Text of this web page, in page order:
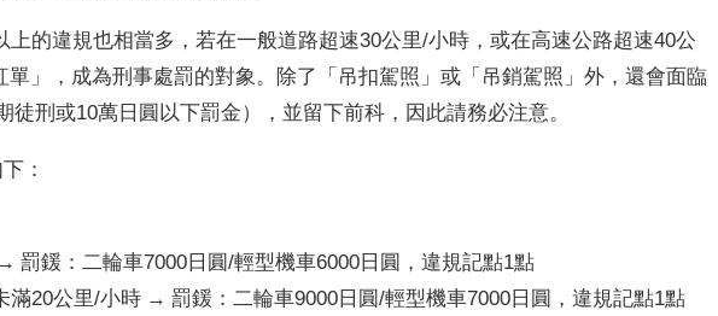
上的違規也相當多，若在一般道路超速30公里/小時，或在高速公路超速40公
單」，成為刑事處罰的對象。除了「吊扣駕照」或「吊銷駕照」外，還會面臨
徒刑或10萬日圓以下罰金），並留下前科，因此請務必注意。
：
罰鍰：二輪車7000日圓/輕型機車6000日圓，違規記點1點
滿20公里/小時 → 罰鍰：二輪車9000日圓/輕型機車7000日圓，違規記點1點